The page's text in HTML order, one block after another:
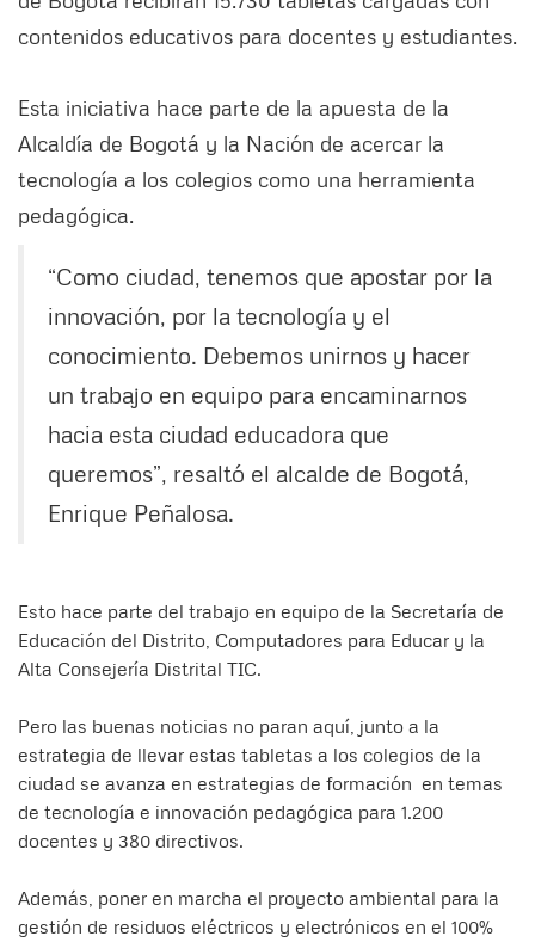
contenidos educativos para docentes y estudiantes.
Esta iniciativa hace parte de la apuesta de la
Alcaldía de Bogotá y la Nación de acercar la
tecnología a los colegios como una herramienta
pedagógica.
“Como ciudad, tenemos que apostar por la
innovación, por la tecnología y el
conocimiento. Debemos unirnos y hacer
un trabajo en equipo para encaminarnos
hacia esta ciudad educadora que
queremos”, resaltó el alcalde de Bogotá,
Enrique Peñalosa.
Esto hace parte del trabajo en equipo de la Secretaría de
Educación del Distrito, Computadores para Educar y la
Alta Consejería Distrital TIC.
Pero las buenas noticias no paran aquí, junto a la
estrategia de llevar estas tabletas a los colegios de la
ciudad se avanza en estrategias de formación en temas
de tecnología e innovación pedagógica para 1.200
docentes y 380 directivos.
Además, poner en marcha el proyecto ambiental para la
gestión de residuos eléctricos y electrónicos en el 100%